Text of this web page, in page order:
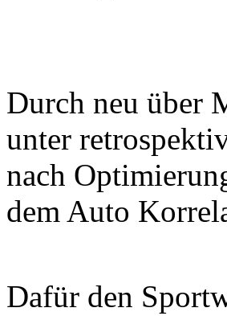
Durch neu über
unter
nach
dem Auto
Dafür den